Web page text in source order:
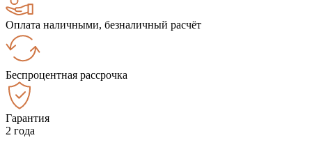
Оплата наличными, безналичный расчёт
Беспроцентная рассрочка
Гарантия
2 года